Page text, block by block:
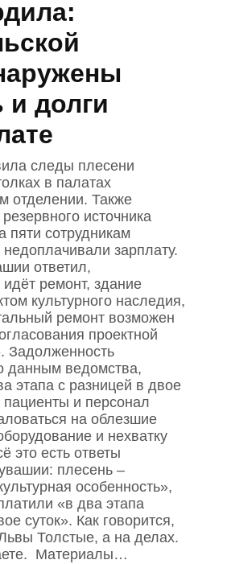
и долги
следы плесени
в палатах
отделении. Также
источника
пяти сотрудникам
зарплату.
ответил,
ремонт, здание
культурного наследия,
ремонт возможен
проектной
Задолженность
данным ведомства,
этапа с разницей в двое
пациенты и персонал
на облезшие
и нехватку
это есть ответы
плесень –
особенность»,
«в два этапа
суток». Как говорится,
Толстые, а на делах.
Материалы…